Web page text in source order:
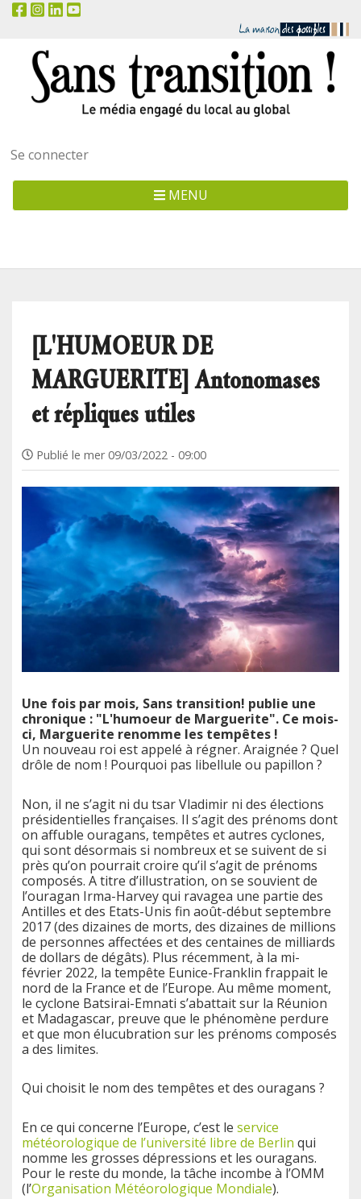
Menu
utilisateur
Se connecter
MENU
[L'HUMOEUR DE
MARGUERITE] Antonomases
et répliques utiles
Publié le mer 09/03/2022 - 09:00
Une fois par mois, Sans transition! publie une
chronique : "L'humoeur de Marguerite". Ce mois-
ci, Marguerite renomme les tempêtes !
Un nouveau roi est appelé à régner. Araignée ? Quel
drôle de nom ! Pourquoi pas libellule ou papillon ?
Non, il ne s’agit ni du tsar Vladimir ni des élections
présidentielles françaises. Il s’agit des prénoms dont
on affuble ouragans, tempêtes et autres cyclones,
qui sont désormais si nombreux et se suivent de si
près qu’on pourrait croire qu’il s’agit de prénoms
composés. A titre d’illustration, on se souvient de
l’ouragan Irma-Harvey qui ravagea une partie des
Antilles et des Etats-Unis fin août-début septembre
2017 (des dizaines de morts, des dizaines de millions
de personnes affectées et des centaines de milliards
de dollars de dégâts). Plus récemment, à la mi-
février 2022, la tempête Eunice-Franklin frappait le
nord de la France et de l’Europe. Au même moment,
le cyclone Batsirai-Emnati s’abattait sur la Réunion
et Madagascar, preuve que le phénomène perdure
et que mon élucubration sur les prénoms composés
a des limites.
Qui choisit le nom des tempêtes et des ouragans ?
En ce qui concerne l’Europe, c’est le service
météorologique de l’université libre de Berlin qui
nomme les grosses dépressions et les ouragans.
Pour le reste du monde, la tâche incombe à l’OMM
(l’Organisation Météorologique Mondiale).